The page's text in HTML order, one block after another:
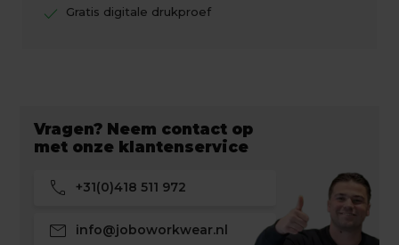
check Gratis digitale drukproef
Vragen? Neem contact op
met onze klantenservice
call +31(0)418 511 972
mail info@joboworkwear.nl